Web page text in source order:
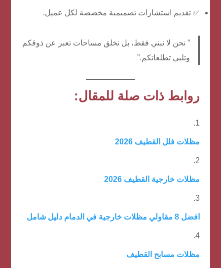
✅ تقديم استشارات تصميمية مخصصة لكل عميل.
” نحن لا نبني فقط، بل نخلق مساحات تعبر عن ذوقكم
وتلبي تطلعاتكم.”
روابط ذات صلة للمقال:
مظلات فلل القطيف 2026
مظلات خارجية القطيف 2026
افضل 8 مقاولي مظلات خارجية في الدمام دليل شامل
مظلات مسابح القطيف